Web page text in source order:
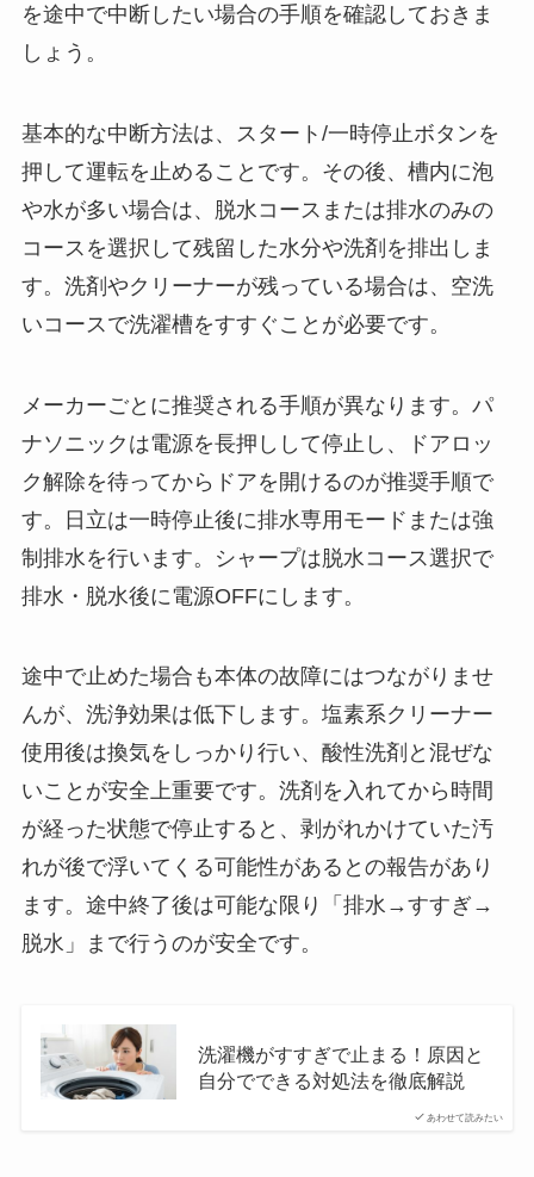
を途中で中断したい場合の手順を確認しておきま
しょう。
基本的な中断方法は、スタート/一時停止ボタンを
押して運転を止めることです。その後、槽内に泡
や水が多い場合は、脱水コースまたは排水のみの
コースを選択して残留した水分や洗剤を排出しま
す。洗剤やクリーナーが残っている場合は、空洗
いコースで洗濯槽をすすぐことが必要です。
メーカーごとに推奨される手順が異なります。パ
ナソニックは電源を長押しして停止し、ドアロッ
ク解除を待ってからドアを開けるのが推奨手順で
す。日立は一時停止後に排水専用モードまたは強
制排水を行います。シャープは脱水コース選択で
排水・脱水後に電源OFFにします。
途中で止めた場合も本体の故障にはつながりませ
んが、洗浄効果は低下します。塩素系クリーナー
使用後は換気をしっかり行い、酸性洗剤と混ぜな
いことが安全上重要です。洗剤を入れてから時間
が経った状態で停止すると、剥がれかけていた汚
れが後で浮いてくる可能性があるとの報告があり
ます。途中終了後は可能な限り「排水→すすぎ→
脱水」まで行うのが安全です。
あわせて読みたい
洗濯機がすすぎで止まる！原因と
自分でできる対処法を徹底解説